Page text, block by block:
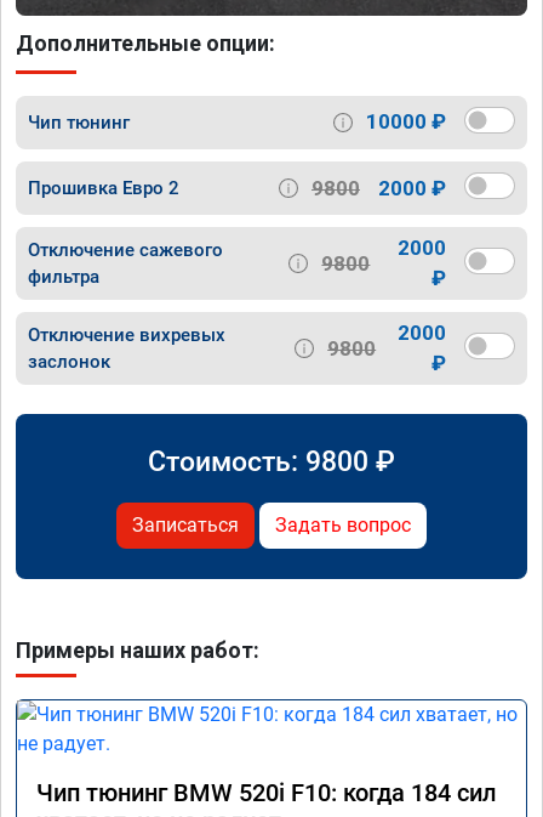
Дополнительные опции:
Чип тюнинг 10000 ₽
Прошивка Евро 2 9800 2000 ₽
Отключение сажевого
фильтра
9800
2000
₽
Отключение вихревых
заслонок
9800
2000
₽
Стоимость: 9800 ₽
Записаться Задать вопрос
Примеры наших работ:
Чип тюнинг BMW 520i F10: когда 184 сил